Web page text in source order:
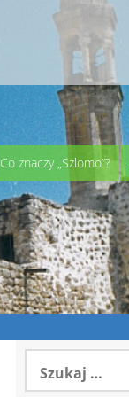
Co znaczy „Szlomo”?
Szukaj: